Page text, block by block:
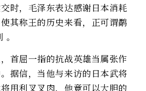
时，毛泽东表达感谢日本消耗
其称王的历史来看，正可谓鹬
首屈一指的抗战英雄当属张作
据信，当他与来访的日本武将
用利叉叉肉，他竟可以大胆的